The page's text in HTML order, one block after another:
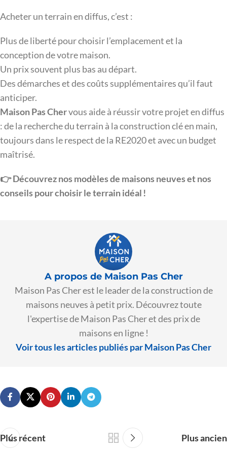
Acheter un terrain en diffus, c’est :
Plus de liberté pour choisir l’emplacement et la
conception de votre maison.
Un prix souvent plus bas au départ.
Des démarches et des coûts supplémentaires qu’il faut
anticiper.
Maison Pas Chervous aide à réussir votre projet en diffus
: de la recherche du terrain à la construction clé en main,
toujours dans le respect de la RE2020 et avec un budget
maîtrisé.
👉 Découvrez nos modèles de maisons neuves et nos
conseils pour choisir le terrain idéal !
A propos de Maison Pas Cher
Maison Pas Cher est le leader de la construction de
maisons neuves à petit prix. Découvrez toute
l'expertise de Maison Pas Cher et des prix de
maisons en ligne !
Voir tous les articles publiés par Maison Pas Cher
Plus récent Plus ancien